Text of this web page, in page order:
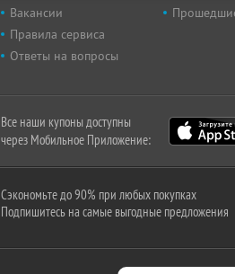
Вакансии
Правила сервиса
Ответы на вопросы
Все наши купоны доступны
через Мобильное Приложение:
Сэкономьте до 90% при любых покупках
Подпишитесь на самые выгодные предложения